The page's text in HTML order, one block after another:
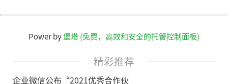
Power by堡塔 (免费，高效和安全的托管控制面板)
精彩推荐
企业微信公布“2021优秀合作伙